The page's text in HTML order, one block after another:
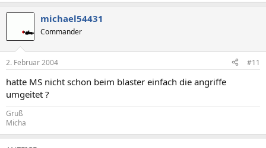
michael54431
Commander
2. Februar 2004 #11
hatte MS nicht schon beim blaster einfach die angriffe
umgeitet ?
Gruß
Micha